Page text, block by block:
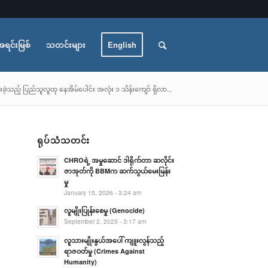
င်းမြစ် သတင်းများ English
သည့် ပြည်သူလူထု နေအိမ်ပေါင်း အလုံး ၁ သိန်းကျော် ရှိလာ...
ရုပ်သံသတင်း
CHROရဲ့ အမှုဆောင် ဒါရိုက်တာ ဆလိုင်း
ဇာအုတ်ကို BBMက ဆက်သွယ်မေးမြန်း
မှု
January 15, 2026 - 3:24 am
လူမျိုးပြုန်းစေမှု (Genocide)
September 2, 2025 - 3:17 am
လူသားမျိုးနွယ်အပေါ် ကျူးလွန်သည့်
ရာဇဝတ်မှု (Crimes Against
Humanity)